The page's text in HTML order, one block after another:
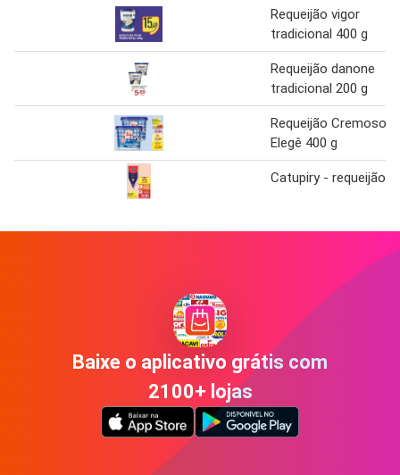
Requeijão vigor
tradicional 400 g
Requeijão danone
tradicional 200 g
Requeijão Cremoso
Elegê 400 g
Catupiry - requeijão
Baixe o aplicativo grátis com
2100+ lojas